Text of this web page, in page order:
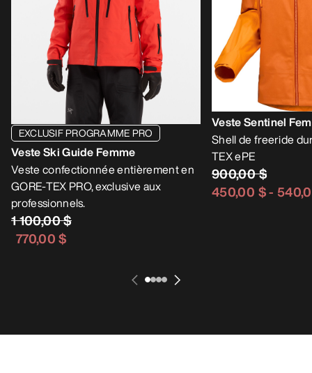
EXCLUSIF PROGRAMME PRO
Veste Ski Guide Femme
Veste confectionnée entièrement en
GORE-TEX PRO, exclusive aux
professionnels.
1 100,00 $
770,00 $
Veste Sentinel
Shell de freeride
TEX ePE
900,00 $
450,00 $-